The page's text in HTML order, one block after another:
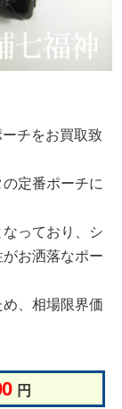
チをお買取致
定番ポーチに
っており、シ
お洒落なポー
、相場限界価
円